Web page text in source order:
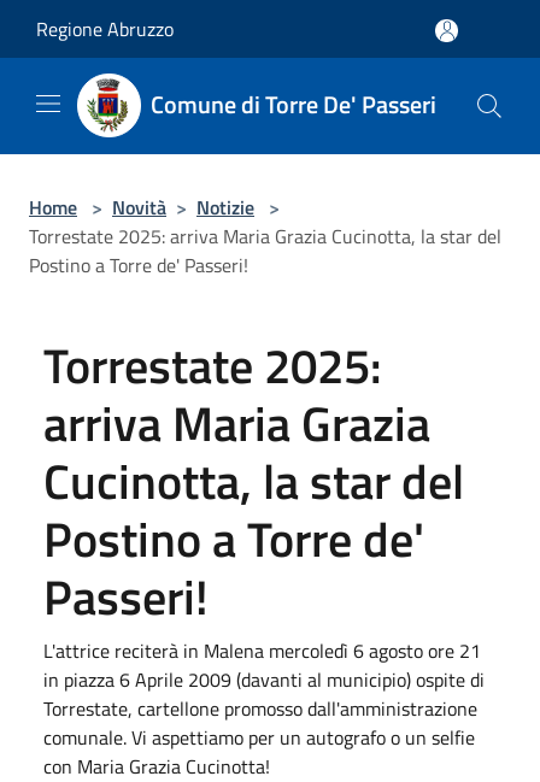
Regione Abruzzo
Comune di Torre De' Passeri
Home > Novità > Notizie >
Torrestate 2025: arriva Maria Grazia Cucinotta, la star del
Postino a Torre de' Passeri!
Torrestate 2025:
arriva Maria Grazia
Cucinotta, la star del
Postino a Torre de'
Passeri!
L'attrice reciterà in Malena mercoledì 6 agosto ore 21
in piazza 6 Aprile 2009 (davanti al municipio) ospite di
Torrestate, cartellone promosso dall'amministrazione
comunale. Vi aspettiamo per un autografo o un selfie
con Maria Grazia Cucinotta!